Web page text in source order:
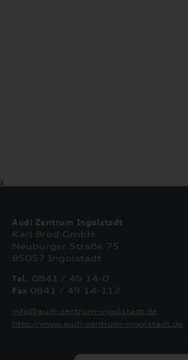
X
Audi Zentrum Ingolstadt
Karl Brod GmbH
Neuburger Straße 75
85057 Ingolstadt
Tel. 0841 / 49 14-0
Fax 0841 / 49 14-112
info@audi-zentrum-ingolstadt.de
http://www.audi-zentrum-ingolstadt.de